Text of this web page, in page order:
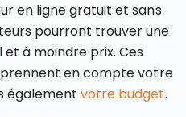
en ligne gratuit et sans
pourront trouver une
à moindre prix. Ces
prennent en compte votre
égalementvotre budget.